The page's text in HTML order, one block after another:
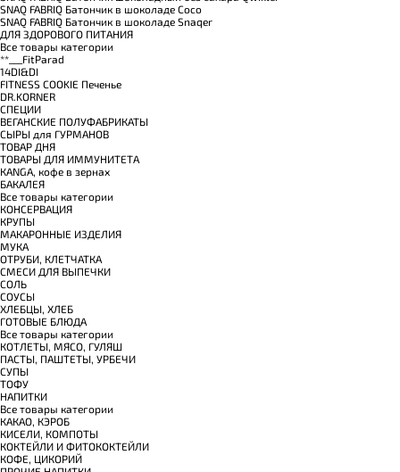
SNAQ FABRIQ Батончик в шоколаде Coco
SNAQ FABRIQ Батончик в шоколаде Snaqer
ДЛЯ ЗДОРОВОГО ПИТАНИЯ
Все товары категории
**___FitParad
14DI&DI
FITNESS COOKIE Печенье
DR.KORNER
СПЕЦИИ
ВЕГАНСКИЕ ПОЛУФАБРИКАТЫ
СЫРЫ для ГУРМАНОВ
TОВАР ДНЯ
TОВАРЫ ДЛЯ ИММУНИТЕТА
КANGA, кофе в зернах
БАКАЛЕЯ
Все товары категории
КОНСЕРВАЦИЯ
КРУПЫ
МАКАРОННЫЕ ИЗДЕЛИЯ
МУКА
ОТРУБИ, КЛЕТЧАТКА
СМЕСИ ДЛЯ ВЫПЕЧКИ
СОЛЬ
СОУСЫ
ХЛЕБЦЫ, ХЛЕБ
ГОТОВЫЕ БЛЮДА
Все товары категории
КОТЛЕТЫ, МЯСО, ГУЛЯШ
ПАСТЫ, ПАШТЕТЫ, УРБЕЧИ
СУПЫ
ТОФУ
НАПИТКИ
Все товары категории
КАКАО, КЭРОБ
КИСЕЛИ, КОМПОТЫ
КОКТЕЙЛИ И ФИТОКОКТЕЙЛИ
КОФЕ, ЦИКОРИЙ